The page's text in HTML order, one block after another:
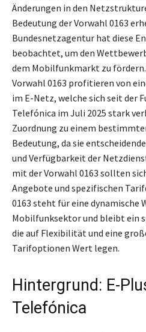
Änderungen in den
Bedeutung der Vorwahl 0163
Bundesnetzagentur hat diese
beobachtet, um den
dem Mobilfunkmarkt zu
Vorwahl 0163 profitieren von
im E-Netz, welche sich seit der
Telefónica im Juli 2025 stark
Zuordnung zu einem
Bedeutung, da sie
und Verfügbarkeit der
mit der Vorwahl 0163 sollten
Angebote und spezifischen
0163 steht für eine dynamische
Mobilfunksektor und bleibt ein
die auf Flexibilität und eine
Tarifoptionen Wert legen.
Hintergrund: E-
Telefónica